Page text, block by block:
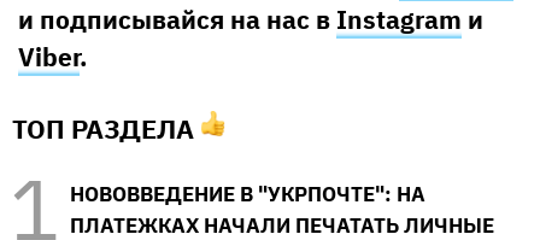
и подписывайся на нас в Instagram и
Viber.
ТОП РАЗДЕЛА
НОВОВВЕДЕНИЕ В "УКРПОЧТЕ": НА
ПЛАТЕЖКАХ НАЧАЛИ ПЕЧАТАТЬ ЛИЧНЫЕ